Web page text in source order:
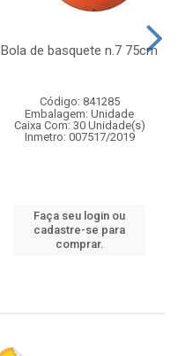
Bola de basquete n.7 75cm
Código: 841285
Embalagem: Unidade
Caixa Com: 30 Unidade(s)
Inmetro: 007517/2019
Faça seu login ou
cadastre-se para
comprar.